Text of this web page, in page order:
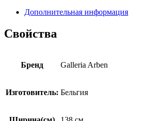
Дополнительная информация
Свойства
Бренд Galleria Arben
Изготовитель: Бельгия